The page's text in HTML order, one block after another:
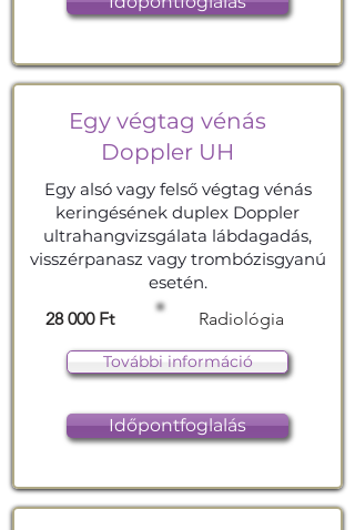
Egy végtag vénás
Doppler UH
Egy alsó vagy felső végtag vénás
keringésének duplex Doppler
ultrahangvizsgálata lábdagadás,
visszérpanasz vagy trombózisgyanú
esetén.
28 000 Ft
Radiológia
További információ
Időpontfoglalás